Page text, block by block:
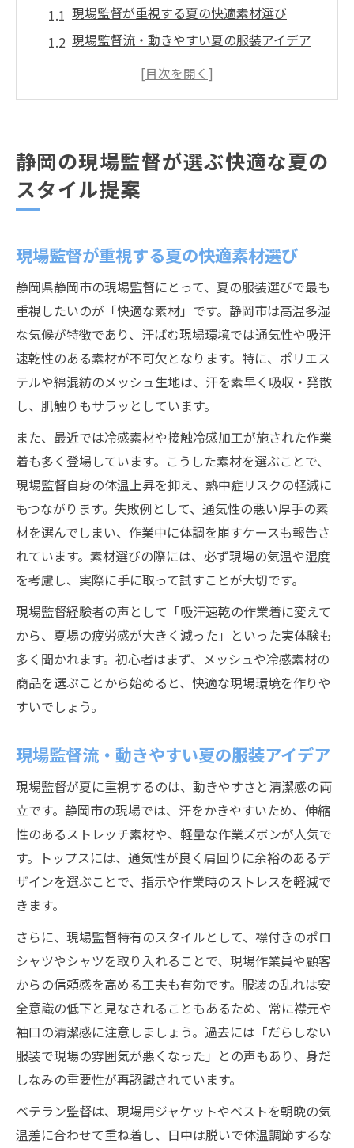
現場監督が重視する夏の快適素材選び
現場監督流・動きやすい夏の服装アイデア
静岡の現場監督が実践する熱中症対策術
現場監督の服装で信頼感を高める秘訣とは
現場監督が信頼される服装のポイント
清潔感を演出する現場監督の身だしなみ術
現場監督として評価される着こなしの極意
現場監督が守るべき清潔と整った印象作り
高温多湿な静岡市で快適に指揮を執る方法
現場監督が実践する暑さ対策と体調管理法
現場監督のための高温多湿対応スタイル提
案
現場監督が快適に働くための素材選びポイ
ント
静岡の現場監督が選ぶ通気性を重視した服
装
現場監督が涼しく保つための最新グッズ紹
介
夏の現場監督スタイルに必要な清潔感維持術
現場監督が実践する衣服の清潔維持テクニ
ック
現場監督の身だしなみで意識したい清潔感
現場監督ならではの汗対策と爽やかさ演出
法
ティン
動きやすさとプロ意識を両立する現場監督流の
工夫
現場監督の動きやすさ重視の服選びの工夫
プロ意識を高める現場監督のスタイルポイ
現場監督が実践する作業効率アップの着こ
なし
現場監督が両立させる機能性と見た目の秘
訣
現場監督の信頼感を高める動きやすい服装
術
現場監督として夏の安全を守る服装選びの極意
現場監督が推奨する夏の安全服装の条件
現場監督の安全管理意識を高める服装選び
静岡の現場監督が選ぶ快適な夏の
スタイル提案
現場監督が重視する夏の快適素材選び
静岡県静岡市の現場監督にとって、夏の服装選びで最も
重視したいのが「快適な素材」です。静岡市は高温多湿
な気候が特徴であり、汗ばむ現場環境では通気性や吸汗
速乾性のある素材が不可欠となります。特に、ポリエス
テルや綿混紡のメッシュ生地は、汗を素早く吸収・発散
し、肌触りもサラッとしています。
また、最近では冷感素材や接触冷感加工が施された作業
着も多く登場しています。こうした素材を選ぶことで、
現場監督自身の体温上昇を抑え、熱中症リスクの軽減に
もつながります。失敗例として、通気性の悪い厚手の素
材を選んでしまい、作業中に体調を崩すケースも報告さ
れています。素材選びの際には、必ず現場の気温や湿度
を考慮し、実際に手に取って試すことが大切です。
現場監督経験者の声として「吸汗速乾の作業着に変えて
から、夏場の疲労感が大きく減った」といった実体験も
多く聞かれます。初心者はまず、メッシュや冷感素材の
商品を選ぶことから始めると、快適な現場環境を作りや
すいでしょう。
現場監督流・動きやすい夏の服装アイデア
現場監督が夏に重視するのは、動きやすさと清潔感の両
立です。静岡市の現場では、汗をかきやすいため、伸縮
性のあるストレッチ素材や、軽量な作業ズボンが人気で
す。トップスには、通気性が良く肩回りに余裕のあるデ
ザインを選ぶことで、指示や作業時のストレスを軽減で
きます。
さらに、現場監督特有のスタイルとして、襟付きのポロ
シャツやシャツを取り入れることで、現場作業員や顧客
からの信頼感を高める工夫も有効です。服装の乱れは安
全意識の低下と見なされることもあるため、常に襟元や
袖口の清潔感に注意しましょう。過去には「だらしない
服装で現場の雰囲気が悪くなった」との声もあり、身だ
しなみの重要性が再認識されています。
ベテラン監督は、現場用ジャケットやベストを朝晩の気
温差に合わせて重ね着し、日中は脱いで体温調節するな